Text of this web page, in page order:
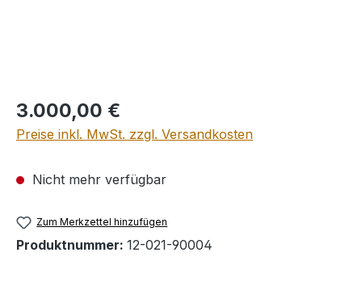
Regulärer Preis:
3.000,00 €
Preise inkl. MwSt. zzgl. Versandkosten
Nicht mehr verfügbar
Zum Merkzettel hinzufügen
Produktnummer: 12-021-90004